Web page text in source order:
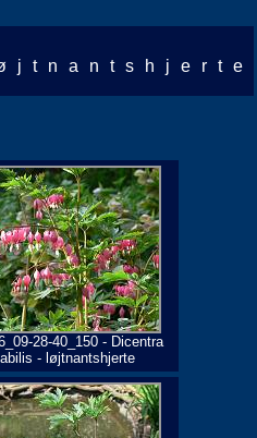
28-40_150 - Dicentra
- løjtnantshjerte